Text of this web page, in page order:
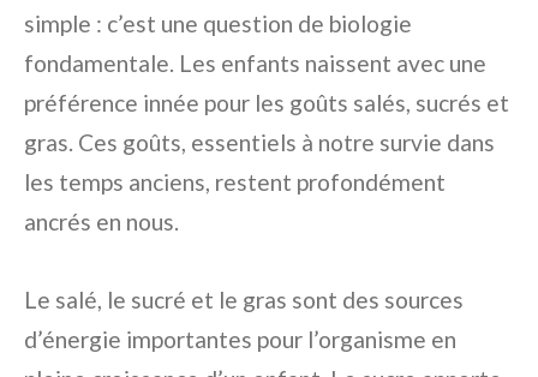
simple : c’est une question de biologie
fondamentale. Les enfants naissent avec une
préférence innée pour les goûts salés, sucrés et
gras. Ces goûts, essentiels à notre survie dans
les temps anciens, restent profondément
ancrés en nous.
Le salé, le sucré et le gras sont des sources
d’énergie importantes pour l’organisme en